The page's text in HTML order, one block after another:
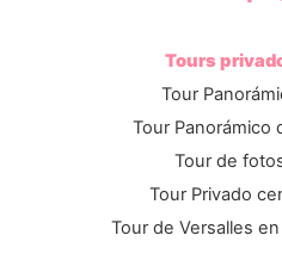
Tours
Tour
Tour Panorámico
Tour de
Tour Privado
Tour de Versalles